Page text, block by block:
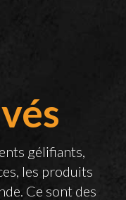
gélifiants,
les produits
Ce sont des